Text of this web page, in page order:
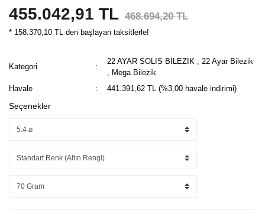
455.042,91 TL 468.694,20 TL
* 158.370,10 TL den başlayan taksitlerle!
Kategori
22 AYAR SOLIS BİLEZİK
22 Ayar Bilezik
Mega Bilezik
Havale
441.391,62 TL (%3,00 havale indirimi)
Seçenekler